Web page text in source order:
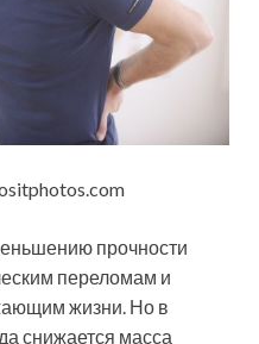
прочности
переломам и
жизни. Но в
снижается масса